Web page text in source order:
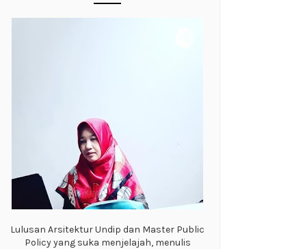
Lulusan Arsitektur Undip dan Master Public
Policy yang suka menjelajah, menulis